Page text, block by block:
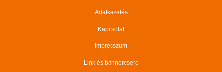
Adatkezelés
Kapcsolat
Impresszum
Link és bannercsere